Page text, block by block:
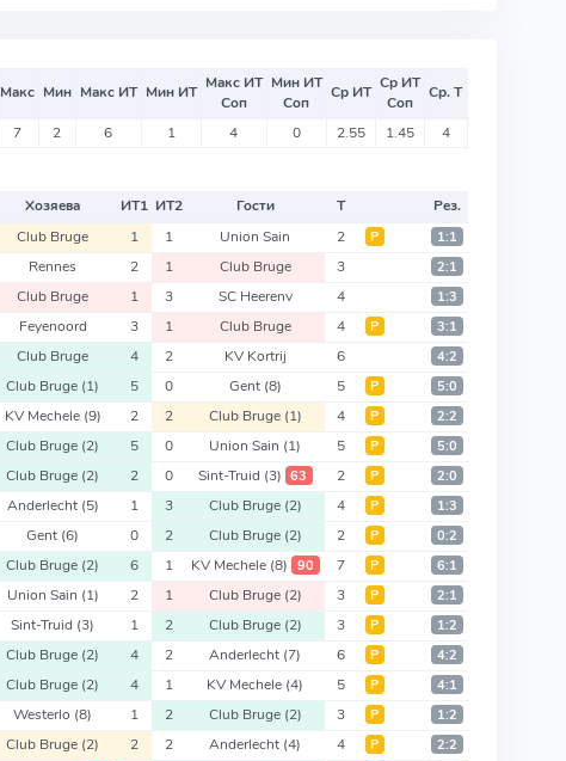
Макс Мин Макс ИТ Мин ИТ Макс ИТ
Соп
Мин ИТ
Соп
Ср ИТ Ср ИТ
Соп
Ср. Т
7 2 6 1 4 0 2.55 1.45 4
Хозяева ИТ1 ИТ2 Гости Т
Рез.
Club Bruge 1 1 Union Sain 2 Р 1:1
Rennes 2 1 Club Bruge 3 2:1
Club Bruge 1 3 SC Heerenv 4 1:3
Feyenoord 3 1 Club Bruge 4 Р 3:1
Club Bruge 4 2 KV Kortrij 6 4:2
Club Bruge (1) 5 0 Gent (8) 5 Р 5:0
KV Mechele (9) 2 2 Club Bruge (1) 4 Р 2:2
Club Bruge (2) 5 0 Union Sain (1) 5 Р 5:0
Club Bruge (2) 2 0 Sint-Truid (3) 63 2 Р 2:0
Anderlecht (5) 1 3 Club Bruge (2) 4 Р 1:3
Gent (6) 0 2 Club Bruge (2) 2 Р 0:2
Club Bruge (2) 6 1 KV Mechele (8) 90 7 Р 6:1
Union Sain (1) 2 1 Club Bruge (2) 3 Р 2:1
Sint-Truid (3) 1 2 Club Bruge (2) 3 Р 1:2
Club Bruge (2) 4 2 Anderlecht (7) 6 Р 4:2
Club Bruge (2) 4 1 KV Mechele (4) 5 Р 4:1
Westerlo (8) 1 2 Club Bruge (2) 3 Р 1:2
Club Bruge (2) 2 2 Anderlecht (4) 4 Р 2:2